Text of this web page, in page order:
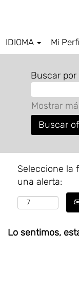
IDIOMA Mi
Buscar
Mostrar
Seleccione la
una alerta:
Lo sentimos,